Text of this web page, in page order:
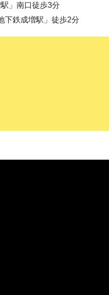
」南口徒歩3分
下鉄成増駅」徒歩2分